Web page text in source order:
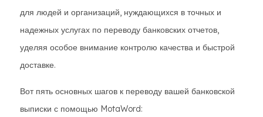
для людей и организаций, нуждающихся в точных и
надежных услугах по переводу банковских отчетов,
уделяя особое внимание контролю качества и быстрой
доставке.
Вот пять основных шагов к переводу вашей банковской
выписки с помощью MotaWord: